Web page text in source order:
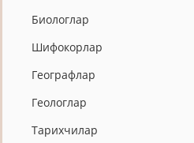
Биологлар
Шифокорлар
Географлар
Геологлар
Тарихчилар